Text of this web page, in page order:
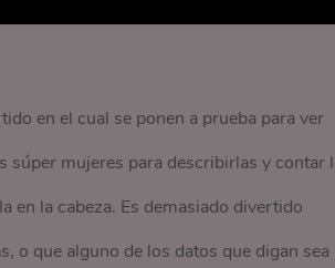
en el cual se ponen a prueba para ver
súper mujeres para describirlas y contar
en la cabeza. Es demasiado divertido
o que alguno de los datos que digan sea